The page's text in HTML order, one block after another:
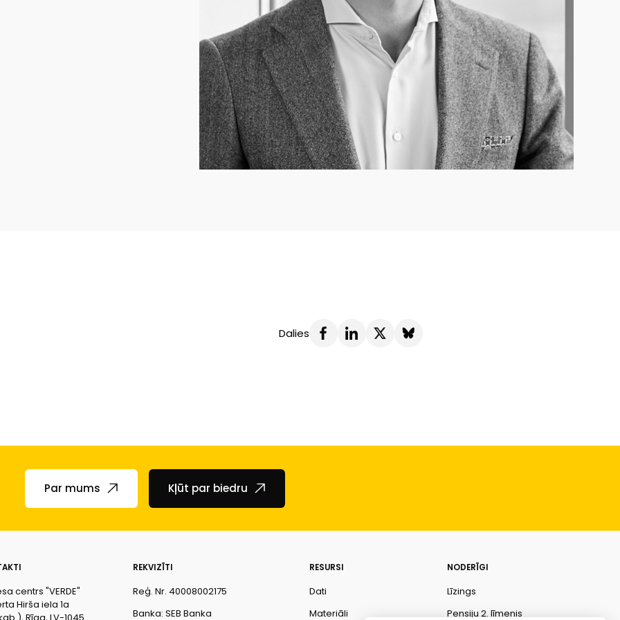
Dalies
Par mums Kļūt par biedru
centrs "VERDE"
Hirša iela 1a
Rīga, LV-1045
REKVIZĪTI
Reģ. Nr. 40008002175
Banka: SEB Banka
RESURSI
Dati
Materiāli
NODERĪGI
Līzings
Pensiju 2. līmenis